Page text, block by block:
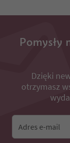
Pomysły
Dzięki
otrzymasz
Adres e-mail